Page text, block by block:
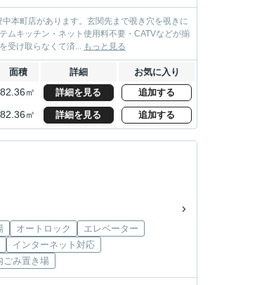
本町店があります。玄関先まで覗き穴を覗きに
ムキッチン・ネット使用料不要・CATVなどが揃
受け取らなくて済... もっと見る
面積 詳細 お気に入り
82.36㎡ 詳細を見る 追加する
82.36㎡ 詳細を見る 追加する
オートロック
エレベーター
インターネット対応
ごみ置き場